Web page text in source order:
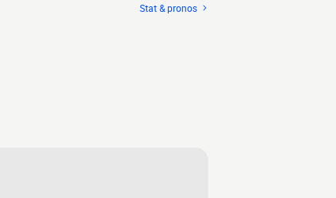
Stat & pronos